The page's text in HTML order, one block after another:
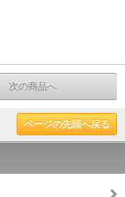
次の商品へ
ページの先頭へ戻る